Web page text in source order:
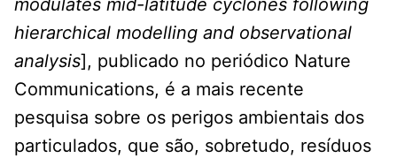
modulates mid-latitude cyclones following
hierarchical modelling and observational
analysis], publicado no periódico Nature
Communications, é a mais recente
pesquisa sobre os perigos ambientais dos
particulados, que são, sobretudo, resíduos